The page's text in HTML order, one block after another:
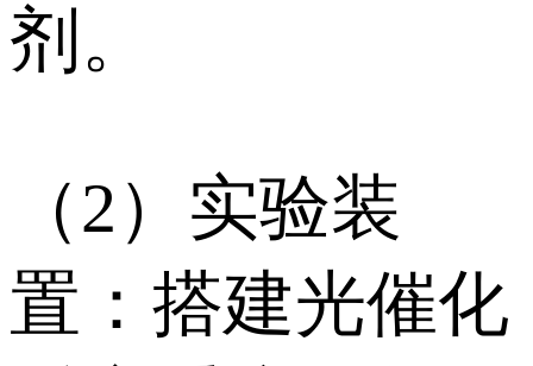
剂。
（2）实验装
置：搭建光催化